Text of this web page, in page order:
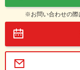
※お問い合わせの際